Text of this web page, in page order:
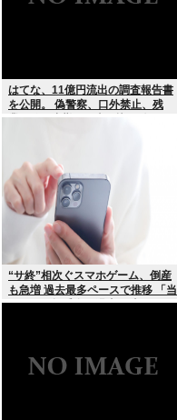
はてな、11億円流出の調査報告書
を公開。 偽警察、口外禁止、残
業・休日出勤200時間越、孤
“サ終”相次ぐスマホゲーム、倒産
も急増 過去最多ペースで推移 「当
たれば一攫千金」過去の時代に